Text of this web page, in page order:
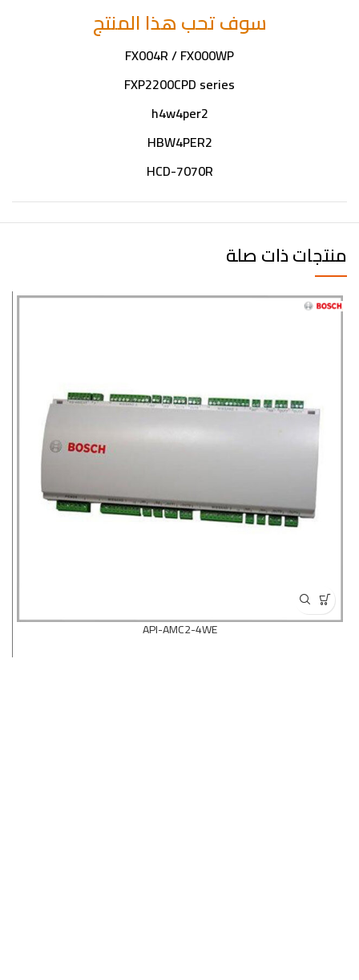
سوف تحب هذا المنتج
FX004R / FX000WP
FXP2200CPD series
h4w4per2
HBW4PER2
HCD-7070R
منتجات ذات صلة
API-AMC2-4WE